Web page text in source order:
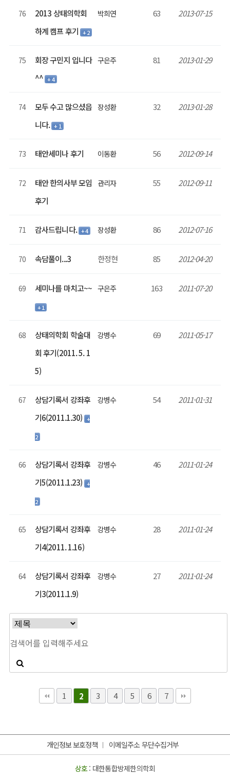
76
2013 상태의학회
하계 캠프 후기 + 2
박희연 63 2013-07-15
75
회장 구민지 입니다
^^ + 4
구은주 81 2013-01-29
74
모두 수고 많으셨읍
니다. + 1
장성환 32 2013-01-28
73 태안세미나 후기 이동환 56 2012-09-14
72
태안 한의사부 모임
후기
관리자 55 2012-09-11
71 감사드립니다. + 4 장성환 86 2012-07-16
70 속담풀이...3 한정현 85 2012-04-20
69 세미나를 마치고~~
+ 1
구은주 163 2011-07-20
68
상태의학회 학술대
회 후기(2011. 5. 1
5)
강병수 69 2011-05-17
67
상담기록서 강좌후
기6(2011.1.30) +
2
강병수 54 2011-01-31
66
상담기록서 강좌후
기5(2011.1.23) +
2
강병수 46 2011-01-24
65
상담기록서 강좌후
기4(2011. 1.16)
강병수 28 2011-01-24
64
상담기록서 강좌후
기3(2011.1.9)
강병수 27 2011-01-24
1 2 3 4 5 6 7
개인정보 보호정책 이메일주소 무단수집거부
상호: 대한통합방제한의학회